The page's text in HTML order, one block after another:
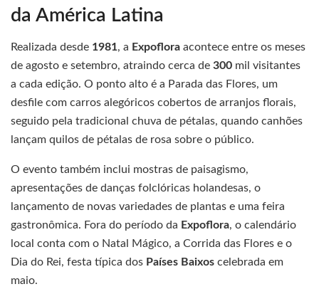
da América Latina
Realizada desde 1981, a Expoflora acontece entre os meses
de agosto e setembro, atraindo cerca de 300 mil visitantes
a cada edição. O ponto alto é a Parada das Flores, um
desfile com carros alegóricos cobertos de arranjos florais,
seguido pela tradicional chuva de pétalas, quando canhões
lançam quilos de pétalas de rosa sobre o público.
O evento também inclui mostras de paisagismo,
apresentações de danças folclóricas holandesas, o
lançamento de novas variedades de plantas e uma feira
gastronômica. Fora do período da Expoflora, o calendário
local conta com o Natal Mágico, a Corrida das Flores e o
Dia do Rei, festa típica dos Países Baixos celebrada em
maio.